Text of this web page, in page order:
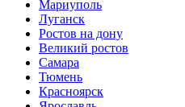
Мариуполь
Луганск
Ростов на дону
Великий ростов
Самара
Тюмень
Красноярск